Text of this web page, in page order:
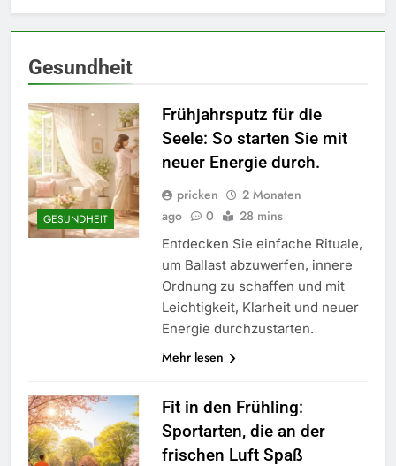
Gesundheit
GESUNDHEIT
Frühjahrsputz für die
Seele: So starten Sie mit
neuer Energie durch.
pricken
2 Monaten
ago
0 28 mins
Entdecken Sie einfache Rituale,
um Ballast abzuwerfen, innere
Ordnung zu schaffen und mit
Leichtigkeit, Klarheit und neuer
Energie durchzustarten.
Mehr lesen
Fit in den Frühling:
Sportarten, die an der
frischen Luft Spaß